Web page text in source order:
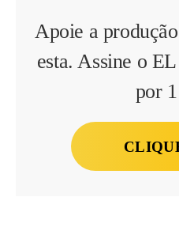
Apoie a
esta. Assine o
por